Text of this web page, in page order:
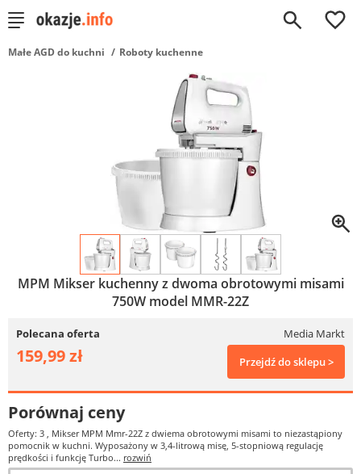
0
Małe AGD do kuchni Roboty kuchenne
MPM Mikser kuchenny z dwoma obrotowymi misami
750W model MMR-22Z
Polecana oferta Media Markt
159,99 zł Przejdź do sklepu >
Porównaj ceny
Oferty: 3 , Mikser MPM Mmr-22Z z dwiema obrotowymi misami to niezastąpiony
pomocnik w kuchni. Wyposażony w 3,4-litrową misę, 5-stopniową regulację
prędkości i funkcję Turbo... rozwiń